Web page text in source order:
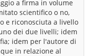
a firma in volume
scientifico o no,
e riconosciuta a livello
dei due livelli; idem
idem per l'autore di
in relazione al